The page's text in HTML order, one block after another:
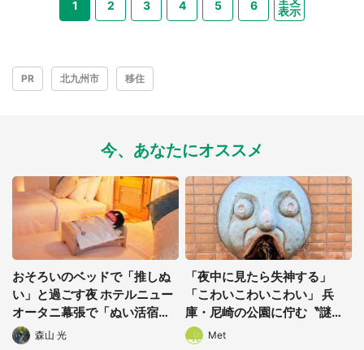
1 2 3 4 5 6
表示
PR 北九州市 移住
今、あなたにオススメ
おそろいのベッドで「推しぬ
い」と過ごす夜 ホテルニュー
オータニ幕張で「ぬい活宿泊
プラン」開始【8/8~3/31】
森山 光
「夜中に見たら失神する」
「こわいこわいこわい」 兵
庫・尼崎の公園に佇む〝謎す
ぎる顔〟に1.3万人戦慄
Met